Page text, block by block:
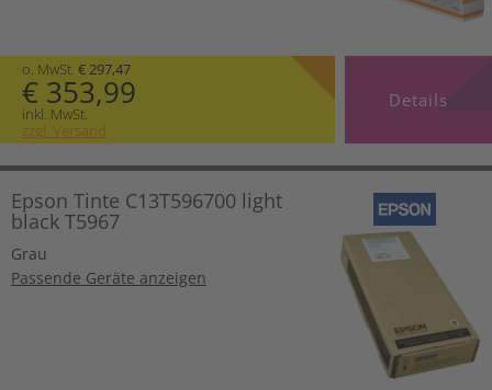
o. MwSt. € 297,47
€ 353,99
inkl. MwSt.
zzgl. Versand
Details
Epson Tinte C13T596700 light
black T5967
Grau
Passende Geräte anzeigen